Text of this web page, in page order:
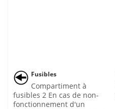
Fusibles
Compartiment à
fusibles 2 En cas de non-
fonctionnement d'un